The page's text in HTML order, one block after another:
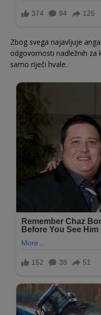
Zbog svega najavljuje
odgovornosti nadležnih za
samo riječi hvale.